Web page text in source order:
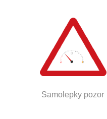
Samolepky pozor